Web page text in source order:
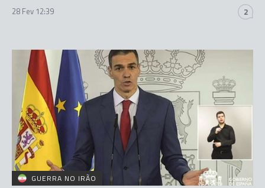
28 Fev 12:39 2
GUERRA NO IRÃO